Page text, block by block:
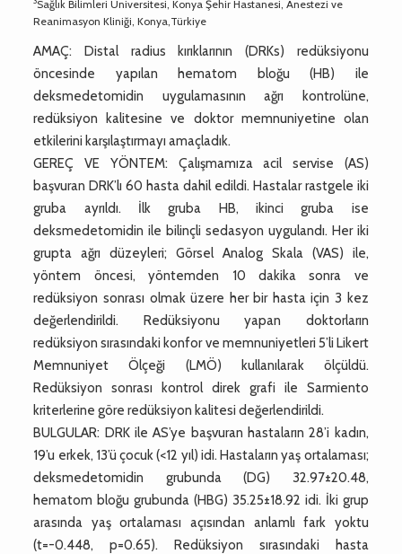
Sağlık Bilimleri Üniversitesi, Konya Şehir Hastanesi, Anestezi ve
Reanimasyon Kliniği, Konya,Türkiye
AMAÇ: Distal radius kırıklarının (DRKs) redüksiyonu
öncesinde yapılan hematom bloğu (HB) ile
deksmedetomidin uygulamasının ağrı kontrolüne,
redüksiyon kalitesine ve doktor memnuniyetine olan
etkilerini karşılaştırmayı amaçladık.
GEREÇ VE YÖNTEM: Çalışmamıza acil servise (AS)
başvuran DRK’lı 60 hasta dahil edildi. Hastalar rastgele iki
gruba ayrıldı. İlk gruba HB, ikinci gruba ise
deksmedetomidin ile bilinçli sedasyon uygulandı. Her iki
grupta ağrı düzeyleri; Görsel Analog Skala (VAS) ile,
yöntem öncesi, yöntemden 10 dakika sonra ve
redüksiyon sonrası olmak üzere her bir hasta için 3 kez
değerlendirildi. Redüksiyonu yapan doktorların
redüksiyon sırasındaki konfor ve memnuniyetleri 5’li Likert
Memnuniyet Ölçeği (LMÖ) kullanılarak ölçüldü.
Redüksiyon sonrası kontrol direk grafi ile Sarmiento
kriterlerine göre redüksiyon kalitesi değerlendirildi.
BULGULAR: DRK ile AS’ye başvuran hastaların 28’i kadın,
19’u erkek, 13’ü çocuk (<12 yıl) idi. Hastaların yaş ortalaması;
deksmedetomidin grubunda (DG) 32.97±20.48,
hematom bloğu grubunda (HBG) 35.25±18.92 idi. İki grup
arasında yaş ortalaması açısından anlamlı fark yoktu
(t=-0.448, p=0.65). Redüksiyon sırasındaki hasta